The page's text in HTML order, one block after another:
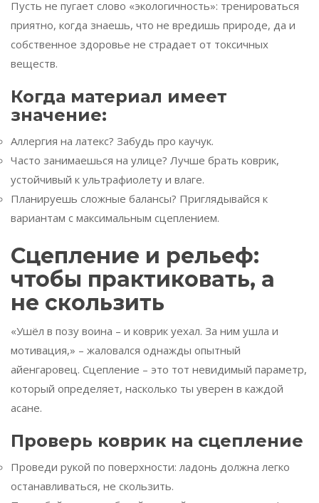
Пусть не пугает слово «экологичность»: тренироваться
приятно, когда знаешь, что не вредишь природе, да и
собственное здоровье не страдает от токсичных
веществ.
Когда материал имеет
значение:
Аллергия на латекс? Забудь про каучук.
Часто занимаешься на улице? Лучше брать коврик,
устойчивый к ультрафиолету и влаге.
Планируешь сложные балансы? Приглядывайся к
вариантам с максимальным сцеплением.
Сцепление и рельеф:
чтобы практиковать, а
не скользить
«Ушёл в позу воина – и коврик уехал. За ним ушла и
мотивация,» – жаловался однажды опытный
айенгаровец. Сцепление – это тот невидимый параметр,
который определяет, насколько ты уверен в каждой
асане.
Проверь коврик на сцепление
Проведи рукой по поверхности: ладонь должна легко
останавливаться, не скользить.